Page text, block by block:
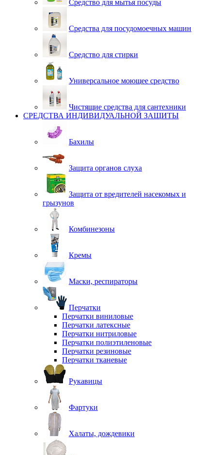
Средство для мытья посуды
Средства для посудомоечных машин
Средство для стирки
Универсальное моющее средство
Чистящие средства для сантехники
СРЕДСТВА ИНДИВИДУАЛЬНОЙ ЗАЩИТЫ
Бахилы
Защита органов слуха
Защита от вредителей насекомых и
грызунов
Комбинезоны
Кремы
Маски, респираторы
Перчатки
Перчатки виниловые
Перчатки латексные
Перчатки нитриловые
Перчатки полиэтиленовые
Перчатки резиновые
Перчатки тканевые
Рукавицы
Фартуки
Халаты, дождевики